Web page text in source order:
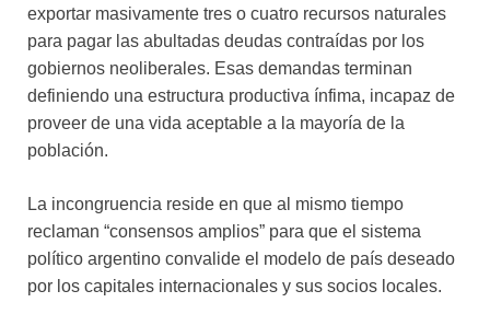
exportar masivamente tres o cuatro recursos naturales
para pagar las abultadas deudas contraídas por los
gobiernos neoliberales. Esas demandas terminan
definiendo una estructura productiva ínfima, incapaz de
proveer de una vida aceptable a la mayoría de la
población.
La incongruencia reside en que al mismo tiempo
reclaman “consensos amplios” para que el sistema
político argentino convalide el modelo de país deseado
por los capitales internacionales y sus socios locales.